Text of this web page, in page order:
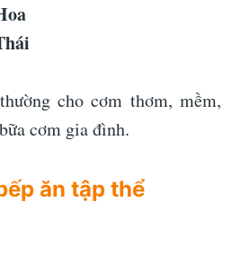
cho cơm thơm, mềm,
cơm gia đình.
ăn tập thể